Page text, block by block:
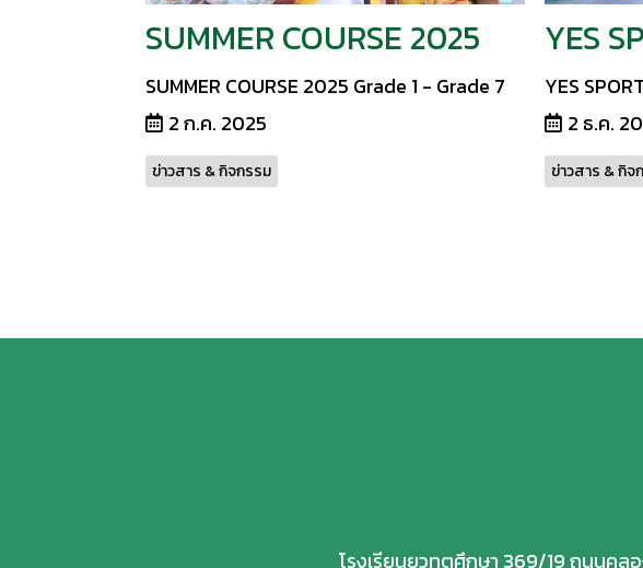
SUMMER COURSE 2025
SUMMER COURSE 2025 Grade 1 - Grade 7
2 ก.ค. 2025
ข่าวสาร & กิจกรรม
YES
YES
2 ธ.ค.
ข่าวสาร & กิจ
โรงเรียนยุวทูตศึกษา 369/19 ถนนคล